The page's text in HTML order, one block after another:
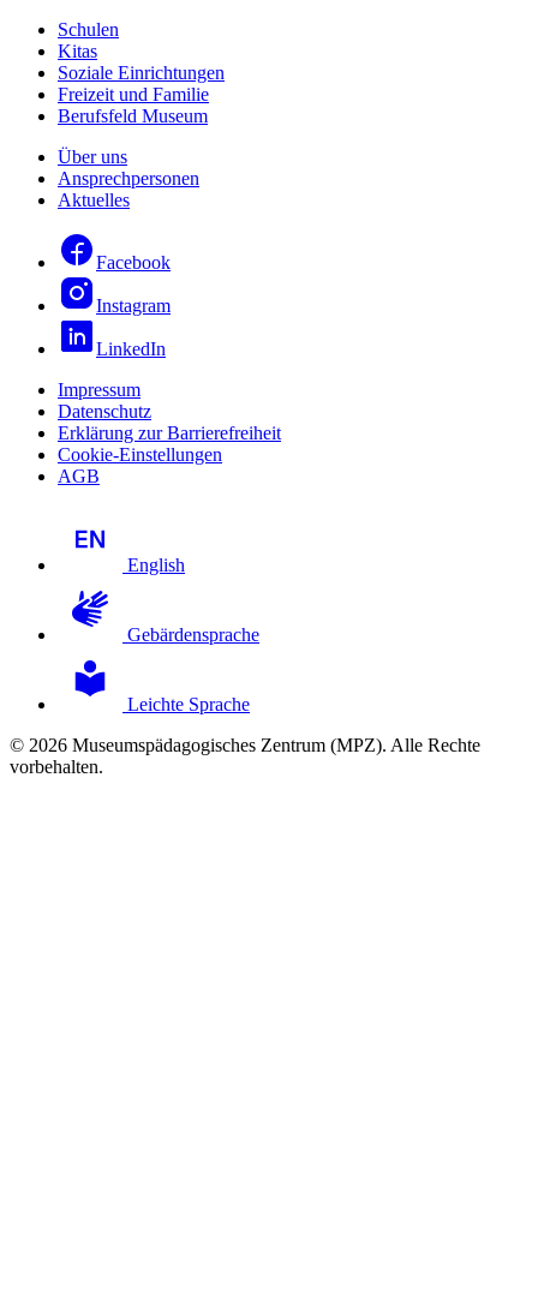
Schulen
Kitas
Soziale Einrichtungen
Freizeit und Familie
Berufsfeld Museum
Über uns
Ansprechpersonen
Aktuelles
Facebook
Instagram
LinkedIn
Impressum
Datenschutz
Erklärung zur Barrierefreiheit
Cookie-Einstellungen
AGB
English
Gebärdensprache
Leichte Sprache
© 2026 Museumspädagogisches Zentrum (MPZ). Alle Rechte
vorbehalten.